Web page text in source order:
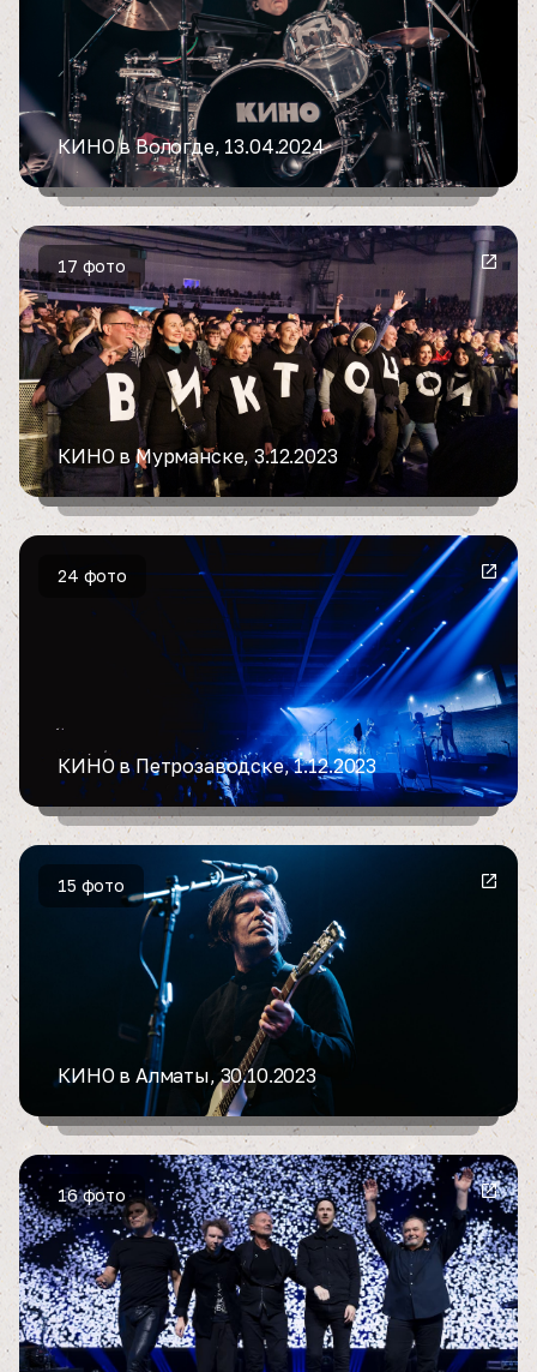
КИНО в Вологде, 13.04.2024
КИНО в Мурманске, 3.12.2023
17 фото
КИНО в Петрозаводске, 1.12.2023
24 фото
КИНО в Алматы, 30.10.2023
15 фото
16 фото